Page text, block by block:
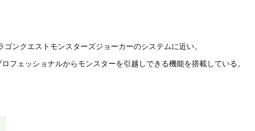
ンクエストモンスターズジョーカーのシステムに近い。
フェッショナルからモンスターを引越しできる機能を搭載している。